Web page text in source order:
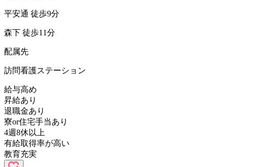
平安通 徒歩9分
森下 徒歩11分
配属先
訪問看護ステーション
給与高め
昇給あり
退職金あり
寮or住宅手当あり
4週8休以上
有給取得率が高い
教育充実